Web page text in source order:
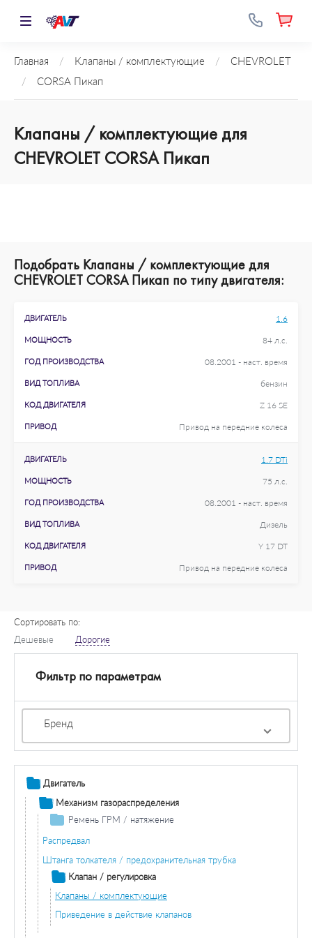
Главная / Клапаны / комплектующие /
CHEVROLET
/
CORSA Пикап
Клапаны / комплектующие для
CHEVROLET CORSA Пикап
Подобрать Клапаны / комплектующие для
CHEVROLET CORSA Пикап по типу двигателя:
ДВИГАТЕЛЬ 1.6
МОЩНОСТЬ 84 л.с.
ГОД ПРОИЗВОДСТВА 08.2001 - наст. время
ВИД ТОПЛИВА бензин
КОД ДВИГАТЕЛЯ Z 16 SE
ПРИВОД Привод на передние колеса
ДВИГАТЕЛЬ 1.7 DTi
МОЩНОСТЬ 75 л.с.
ГОД ПРОИЗВОДСТВА 08.2001 - наст. время
ВИД ТОПЛИВА Дизель
КОД ДВИГАТЕЛЯ Y 17 DT
ПРИВОД Привод на передние колеса
Сортировать по:
Дешевые
Дорогие
Фильтр по параметрам
Бренд
Двигатель
Механизм газораспределения
Ремень ГРМ / натяжение
Ремень ГРМ
Комплект ремней ГРМ
Натяжной ролик ГРМ
Ролики ГРМ
Распредвал
Штанга толкателя / предохранительная трубка
Клапан / регулировка
Клапаны / комплектующие
Приведение в действие клапанов